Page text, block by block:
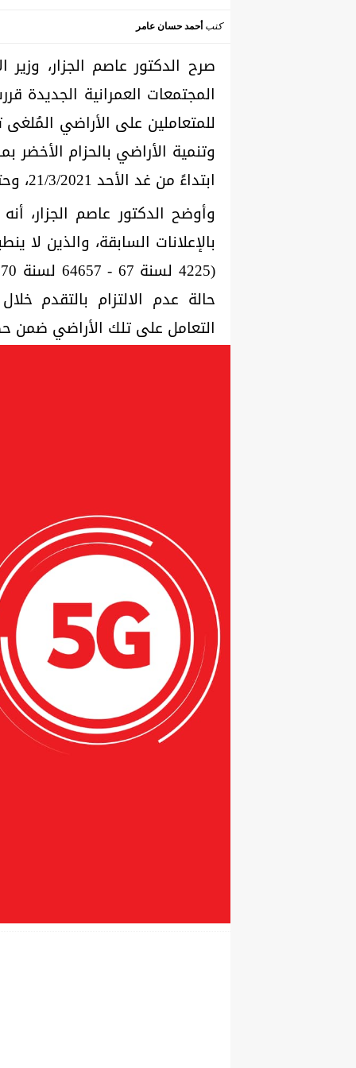
كتب أحمد حسان عامر
صرح الدكتور عاصم الجزار،
المجتمعات العمرانية الجديدة
ابتداءً من غد الأحد 21/3/2021، وحتى يوم الخميس الموافق 22 إبريل المقبل.
وأوضح الدكتور عاصم الجزار،
بالإعلانات السابقة، والذين
حالة عدم الالتزام بالتقدم
التعامل على تلك الأراضي ضمن